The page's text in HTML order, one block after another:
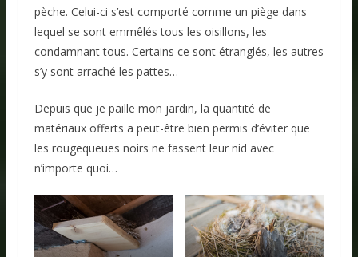
pèche. Celui-ci s’est comporté comme un piège dans
lequel se sont emmêlés tous les oisillons, les
condamnant tous. Certains ce sont étranglés, les autres
s’y sont arraché les pattes…
Depuis que je paille mon jardin, la quantité de
matériaux offerts a peut-être bien permis d’éviter que
les rougequeues noirs ne fassent leur nid avec
n’importe quoi…